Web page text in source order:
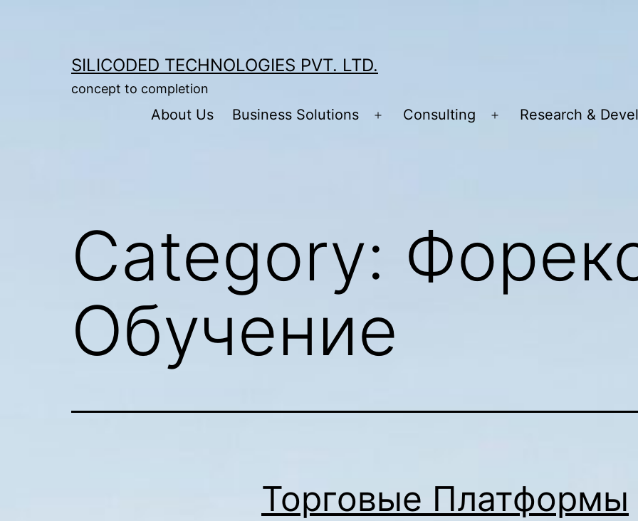
SILICODED TECHNOLOGIES PVT. LTD.
concept to completion
About Us Business Solutions
Open
Consulting
Open
Research &
Category:
Обучение
Торговые Платформы